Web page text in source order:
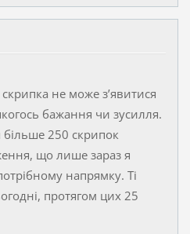
не може з’явитися
бажання чи зусилля.
250 скрипок
що лише зараз я
напрямку. Ті
протягом цих 25